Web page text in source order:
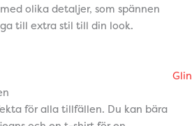
olika detaljer, som spännen
till extra stil till din look.
för alla tillfällen. Du kan bära